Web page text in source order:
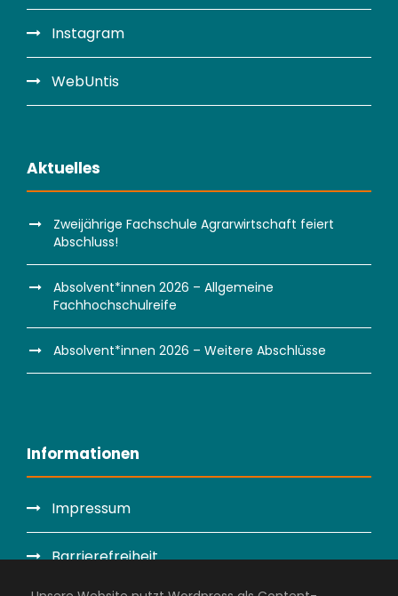
Instagram
WebUntis
Aktuelles
Zweijährige Fachschule Agrarwirtschaft feiert
Abschluss!
Absolvent*innen 2026 – Allgemeine
Fachhochschulreife
Absolvent*innen 2026 – Weitere Abschlüsse
Informationen
Impressum
Barrierefreiheit